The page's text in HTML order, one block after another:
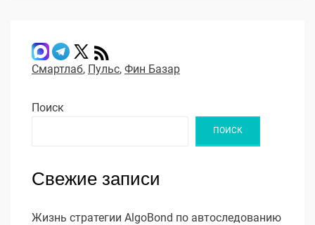
Смартлаб, Пульс, Фин Базар
Поиск
ПОИСК
Свежие записи
Жизнь стратегии AlgoBond по автоследованию